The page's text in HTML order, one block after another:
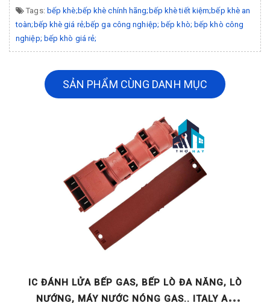
Tags: bếp khè;bếp khè chính hãng;bếp khè tiết kiệm;bếp khè an
toàn;bếp khè giá rẻ;bếp ga công nghiệp; bếp khò; bếp khò công
nghiệp; bếp khò giá rẻ;
SẢN PHẨM CÙNG DANH MỤC
IC ĐÁNH LỬA BẾP GAS, BẾP LÒ ĐA NĂNG, LÒ
NƯỚNG, MÁY NƯỚC NÓNG GAS.. ITALY AC